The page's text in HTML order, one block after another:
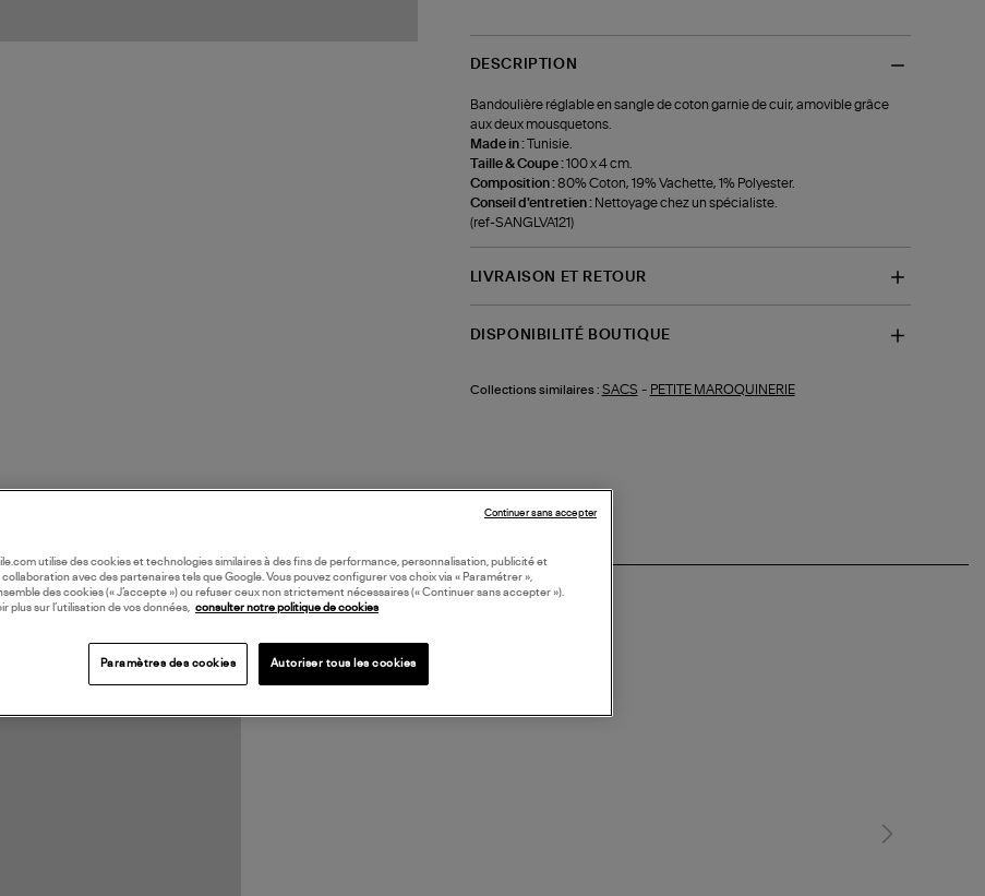
DESCRIPTION
Bandoulière réglable en sangle de coton garnie de cuir, amovible grâce
aux deux mousquetons.
Made in :Tunisie.
Taille & Coupe :100 x 4 cm.
Composition :80% Coton, 19% Vachette, 1% Polyester.
Conseil d'entretien : Nettoyage chez un spécialiste.
(ref-SANGLVA121)
LIVRAISON ET RETOUR
DISPONIBILITÉ BOUTIQUE
Collections similaires : SACS - PETITE MAROQUINERIE
utilise des cookies et technologies similaires à des fins de performance, personnalisation, publicité et
collaboration avec des partenaires tels que Google. Vous pouvez configurer vos choix via « Paramétrer »,
des cookies (« J’accepte ») ou refuser ceux non strictement nécessaires (« Continuer sans accepter »).
plus sur l’utilisation de vos données, consulter notre politique de cookies
Paramètres des cookies Autoriser tous les cookies
Continuer sans accepter